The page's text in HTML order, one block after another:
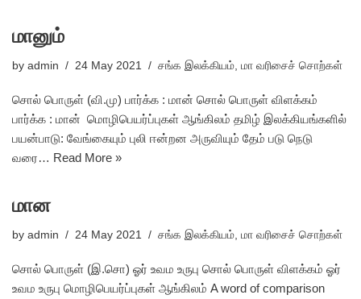
மானும்
by admin 24 May 2021 சங்க இலக்கியம், மா வரிசைச் சொற்கள்
சொல் பொருள் (வி.மு) பார்க்க : மான் சொல் பொருள் விளக்கம்
பார்க்க : மான் மொழிபெயர்ப்புகள் ஆங்கிலம் தமிழ் இலக்கியங்களில்
பயன்பாடு: வேங்கையும் புலி ஈன்றன அருவியும் தேம் படு நெடு
வரை… Read More »
மான
by admin 24 May 2021 சங்க இலக்கியம், மா வரிசைச் சொற்கள்
சொல் பொருள் (இ.சொ) ஓர் உவம உருபு சொல் பொருள் விளக்கம் ஓர்
உவம உருபு மொழிபெயர்ப்புகள் ஆங்கிலம் A word of comparison